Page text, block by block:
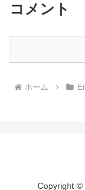
コメント
ホーム
Copyright ©